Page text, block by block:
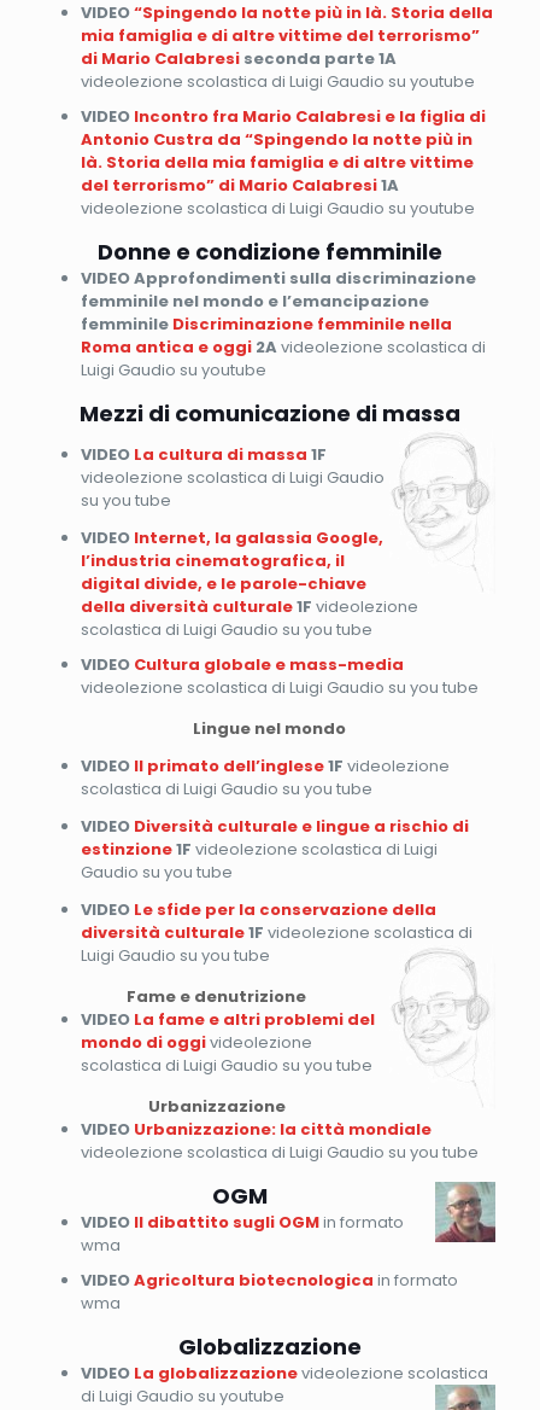
VIDEO“Spingendo la notte più in là. Storia della
mia famiglia e di altre vittime del terrorismo”
di Mario Calabresiseconda parte1A
videolezione scolastica di Luigi Gaudio su youtube
VIDEO Incontro fra Mario Calabresi e la figlia di
Antonio Custra da “Spingendo la notte più in
là. Storia della mia famiglia e di altre vittime
del terrorismo” di Mario Calabresi1A
videolezione scolastica di Luigi Gaudio su youtube
Donne e condizione femminile
VIDEO Approfondimenti sulla discriminazione
femminile nel mondo e l’emancipazione
femminile Discriminazione femminile nella
Roma antica e oggi2Avideolezione scolastica di
Luigi Gaudio su youtube
Mezzi di comunicazione di massa
VIDEO La cultura di massa 1F
videolezione scolastica di Luigi Gaudio
su you tube
VIDEO Internet, la galassia Google,
l’industria cinematografica, il
digital divide, e le parole-chiave
della diversità culturale1F videolezione
scolastica di Luigi Gaudio su you tube
VIDEO Cultura globale e mass-media
videolezione scolastica di Luigi Gaudio su you tube
Lingue nel mondo
VIDEO Il primato dell’inglese1F videolezione
scolastica di Luigi Gaudio su you tube
VIDEO Diversità culturale e lingue a rischio di
estinzione1F videolezione scolastica di Luigi
Gaudio su you tube
VIDEO Le sfide per la conservazione della
diversità culturale1F videolezione scolastica di
Luigi Gaudio su you tube
Fame e denutrizione
VIDEO La fame e altri problemi del
mondo di oggivideolezione
scolastica di Luigi Gaudio su you tube
Urbanizzazione
VIDEO Urbanizzazione: la città mondiale
videolezione scolastica di Luigi Gaudio su you tube
OGM
VIDEO Il dibattito sugli OGMin formato
wma
VIDEOAgricoltura biotecnologica in formato
wma
Globalizzazione
VIDEO La globalizzazionevideolezione scolastica
di Luigi Gaudio su youtube